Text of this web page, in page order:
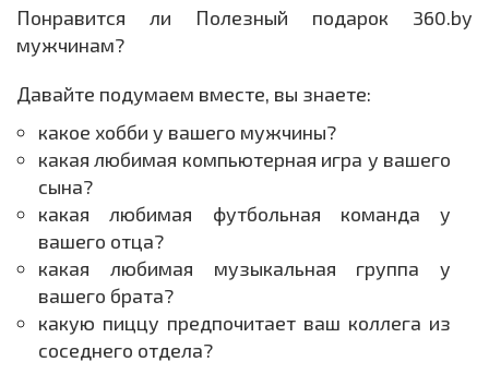
Понравится ли Полезный подарок 360.by
мужчинам?
Давайте подумаем вместе, вы знаете:
какое хобби у вашего мужчины?
какая любимая компьютерная игра у вашего
сына?
какая любимая футбольная команда у
вашего отца?
какая любимая музыкальная группа у
вашего брата?
какую пиццу предпочитает ваш коллега из
соседнего отдела?